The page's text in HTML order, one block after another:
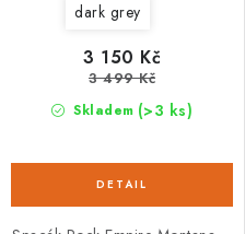
dark grey
Skladem (>3 ks)
3 150 Kč
3 499 Kč